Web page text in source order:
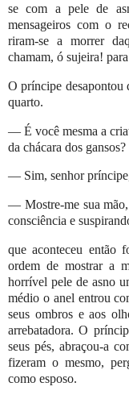
se com a pele de
mensageiros com o
riram-se a morrer
chamam, ó sujeira!
O príncipe desapontou
quarto.
— É você mesma a
da chácara dos gansos?
— Sim, senhor
— Mostre-me sua mão,
consciência e
que aconteceu então
ordem de mostrar a
horrível pele de asno
médio o anel entrou
seus ombros e aos
arrebatadora. O
seus pés, abraçou-a
fizeram o mesmo,
como esposo.